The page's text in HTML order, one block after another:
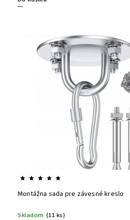
Montážna sada pre závesné kreslo
Skladom (11 ks)